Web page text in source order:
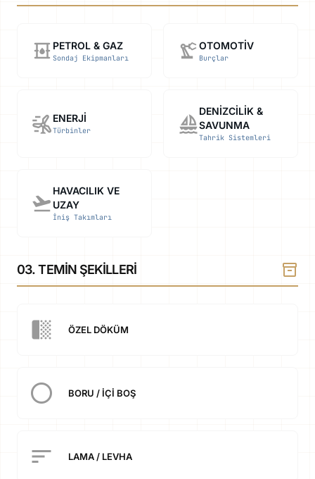
oil_barrel PETROL & GAZ
Sondaj Ekipmanları precision_manufacturing OTOMOTIV
Burçlar
wind_powerENERJI
Türbinler sailingDENIZCILIK &
SAVUNMA
Tahrik Sistemleri
flight_takeoff HAVACILIK VE
UZAY
İniş Takımları
03. TEMIN ŞEKILLERI inventory_2
transition_fade ÖZEL DÖKÜM
radio_button_unchecked BORU / İÇI BOŞ
sort LAMA / LEVHA